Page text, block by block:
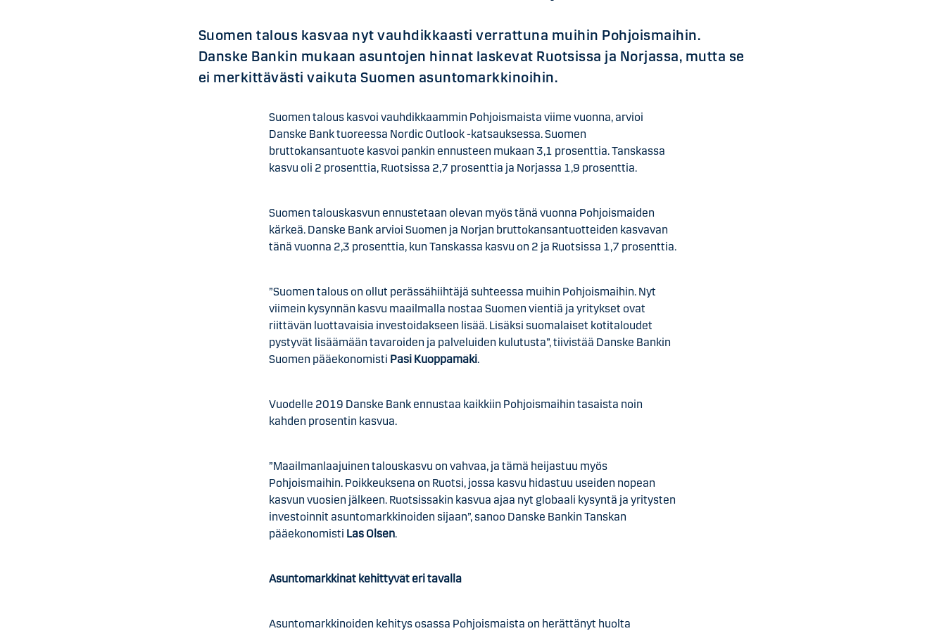
Suomen talous kasvaa nyt vauhdikkaasti verrattuna muihin Pohjoismaihin.
Danske Bankin mukaan asuntojen hinnat laskevat Ruotsissa ja Norjassa, mutta se
ei merkittävästi vaikuta Suomen asuntomarkkinoihin.
Suomen talous kasvoi vauhdikkaammin Pohjoismaista viime vuonna, arvioi
Danske Bank tuoreessa Nordic Outlook -katsauksessa. Suomen
bruttokansantuote kasvoi pankin ennusteen mukaan 3,1 prosenttia. Tanskassa
kasvu oli 2 prosenttia, Ruotsissa 2,7 prosenttia ja Norjassa 1,9 prosenttia.
Suomen talouskasvun ennustetaan olevan myös tänä vuonna Pohjoismaiden
kärkeä. Danske Bank arvioi Suomen ja Norjan bruttokansantuotteiden kasvavan
tänä vuonna 2,3 prosenttia, kun Tanskassa kasvu on 2 ja Ruotsissa 1,7 prosenttia.
”Suomen talous on ollut perässähiihtäjä suhteessa muihin Pohjoismaihin. Nyt
viimein kysynnän kasvu maailmalla nostaa Suomen vientiä ja yritykset ovat
riittävän luottavaisia investoidakseen lisää. Lisäksi suomalaiset kotitaloudet
pystyvät lisäämään tavaroiden ja palveluiden kulutusta”, tiivistää Danske Bankin
Suomen pääekonomisti Pasi Kuoppamäki.
Vuodelle 2019 Danske Bank ennustaa kaikkiin Pohjoismaihin tasaista noin
kahden prosentin kasvua.
”Maailmanlaajuinen talouskasvu on vahvaa, ja tämä heijastuu myös
Pohjoismaihin. Poikkeuksena on Ruotsi, jossa kasvu hidastuu useiden nopean
kasvun vuosien jälkeen. Ruotsissakin kasvua ajaa nyt globaali kysyntä ja yritysten
investoinnit asuntomarkkinoiden sijaan”, sanoo Danske Bankin Tanskan
pääekonomisti Las Olsen.
Asuntomarkkinat kehittyvät eri tavalla
Asuntomarkkinoiden kehitys osassa Pohjoismaista on herättänyt huolta